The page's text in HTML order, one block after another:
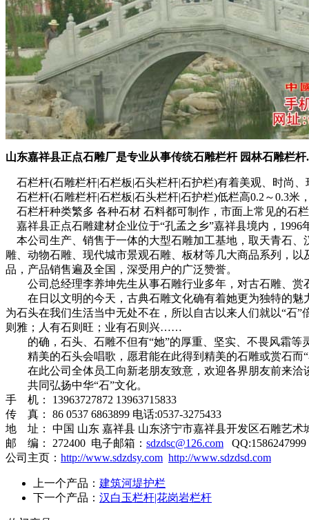
山东嘉祥县正点石雕厂是专业从事传统石雕栏杆 园林石雕栏
石栏杆(石雕栏杆|石栏板|石头栏杆|石护栏)有着美观、时尚
石栏杆(石雕栏杆|石栏板|石头栏杆|石护栏)低栏高0.2～0.3米
石栏杆种类繁多 各种石材 石料都可制作，市面上常见的石
嘉祥县正点石雕建材企业位于“孔孟之乡”嘉祥县境内，1996
本公司生产、销售于一体的大型石雕加工基地，取天青石、
雕、动物石雕、现代城市景观石雕、板材等几大商品系列，
品，产品销售遍及全国，深受用户的广泛赞誉。
公司总经理李养坤先生从事石雕行业多年，对古石雕、赏
在日以文明的今天，古典石雕文化确有着她更为独特的魅
为石头在我们生活当中无处不在，所以自古以来人们就以“石
则雅；人有石则旺；业有石则兴……
的确，石头、石雕不但有“她”的厚重、坚实、不畏风霜等
精美的石头会唱歌，愿君能在此得到精美的石雕或赏石而“
在此公司全体员工向新老朋友致意，欢迎各界朋友前来洽
共同弘扬中华“石”文化。
手 机： 13963727872 13963715833
传 真： 86 0537 6863899 电话:0537-3275433
地 址： 中国 山东 嘉祥县 山东济宁市嘉祥县开发区石雕艺术
邮 编： 272400 电子邮箱： sdzdsc@126.com QQ:1586247999
公司主页： http://www.sdzdsy.com http://www.sdzdsd.com
上一个产品： 建筑河堤护栏
下一个产品： 汉白玉栏杆|花岗岩栏杆